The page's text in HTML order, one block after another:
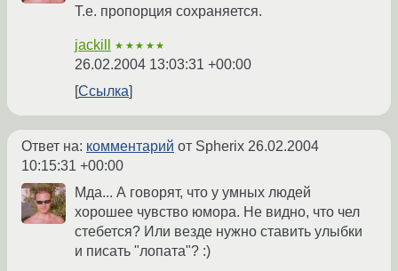
Т.е. пропорция сохраняется.
jackill ★★★★★
26.02.2004 13:03:31 +00:00
Ссылка
Ответ на: комментарий от Spherix 26.02.2004
10:15:31 +00:00
Мда... А говорят, что у умных людей
хорошее чувство юмора. Не видно, что чел
стебется? Или везде нужно ставить улыбки
и писать "лопата"? :)